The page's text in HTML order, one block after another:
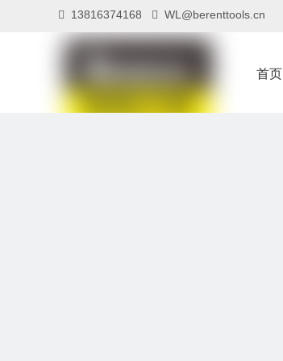
 13816374168  WL@berenttools.cn
首页